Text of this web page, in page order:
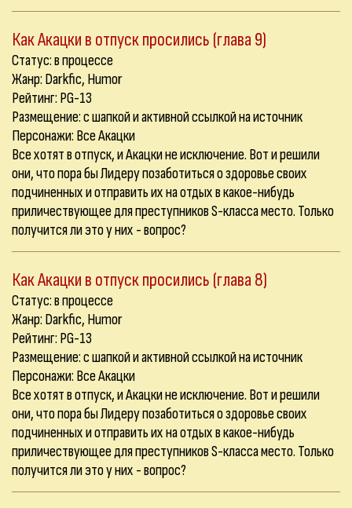
Как Акацки в отпуск просились (глава 9)
Статус: в процессе
Жанр: Darkfic, Humor
Рейтинг: PG-13
Размещение: с шапкой и активной ссылкой на источник
Персонажи: Все Акацки
Все хотят в отпуск, и Акацки не исключение. Вот и решили
они, что пора бы Лидеру позаботиться о здоровье своих
подчиненных и отправить их на отдых в какое-нибудь
приличествующее для преступников S-класса место. Только
получится ли это у них - вопрос?
Как Акацки в отпуск просились (глава 8)
Статус: в процессе
Жанр: Darkfic, Humor
Рейтинг: PG-13
Размещение: с шапкой и активной ссылкой на источник
Персонажи: Все Акацки
Все хотят в отпуск, и Акацки не исключение. Вот и решили
они, что пора бы Лидеру позаботиться о здоровье своих
подчиненных и отправить их на отдых в какое-нибудь
приличествующее для преступников S-класса место. Только
получится ли это у них - вопрос?